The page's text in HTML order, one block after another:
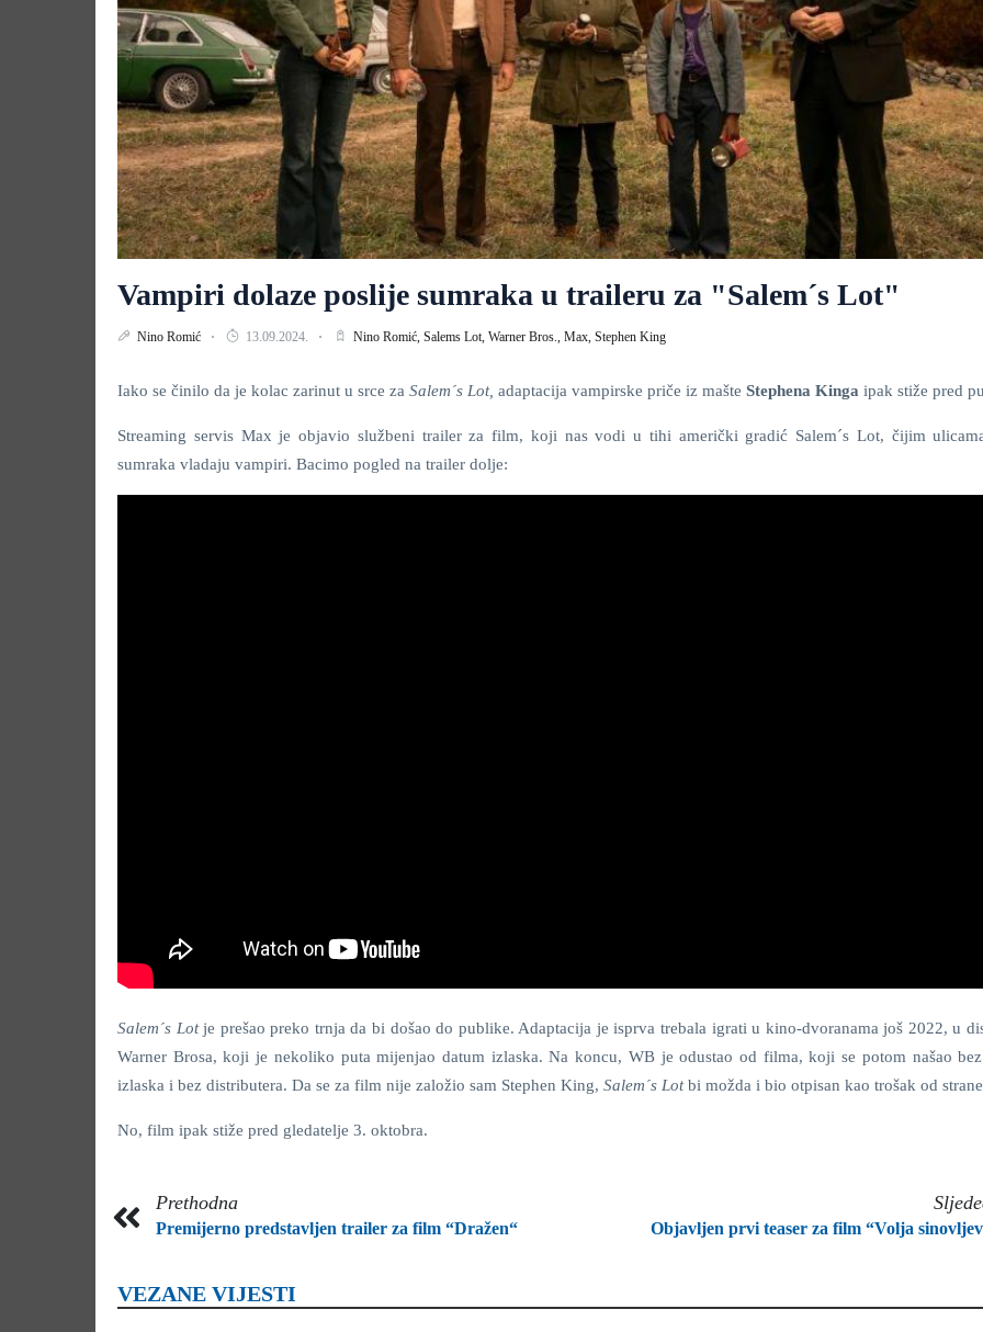
Vampiri dolaze poslije sumraka u traileru za "Salem´s Lot"
Nino Romić 13.09.2024. Nino Romić, Salems Lot, Warner Bros., Max, Stephen King
Iako se činilo da je kolac zarinut u srce za Salem´s Lot, adaptacija vampirske priče iz mašte Stephena Kinga ipak stiže pred
Streaming servis Max je objavio službeni trailer za film, koji nas vodi u tihi američki gradić Salem´s Lot, čijim
sumraka vladaju vampiri. Bacimo pogled na trailer dolje:
Salem´s Lotje prešao preko trnja da bi došao do publike. Adaptacija je isprva trebala igrati u kino-dvoranama još 2022, u
Warner Brosa, koji je nekoliko puta mijenjao datum izlaska. Na koncu, WB je odustao od filma, koji se potom našao bez
izlaska i bez distributera. Da se za film nije založio sam Stephen King, Salem´s Lotbi možda i bio otpisan kao trošak od
No, film ipak stiže pred gledatelje 3. oktobra.
Prethodna
Premijerno predstavljen trailer za film “Dražen“ Objavljen prvi teaser za film “Volja
VEZANE VIJESTI